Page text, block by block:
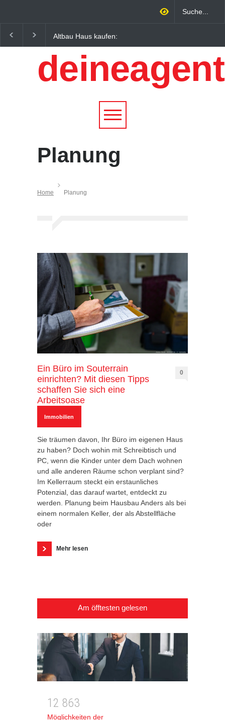
Altbau Haus kaufen:
Unterschiede zwischen
Süddeutschland und
Österreich einfach erklärt
Wirtschaftsfaktor: Wie
Qualitätstourismus
profitieren
Planung
Home Planung
Ein Büro im Souterrain
einrichten? Mit diesen Tipps
schaffen Sie sich eine
Arbeitsoase
0
Immobilien
Sie träumen davon, Ihr Büro im eigenen Haus
zu haben? Doch wohin mit Schreibtisch und
PC, wenn die Kinder unter dem Dach wohnen
und alle anderen Räume schon verplant sind?
Im Kellerraum steckt ein erstaunliches
Potenzial, das darauf wartet, entdeckt zu
werden. Planung beim Hausbau Anders als bei
einem normalen Keller, der als Abstellfläche
oder
Mehr lesen
Am öfftesten gelesen
1 2 863
Möglichkeiten der